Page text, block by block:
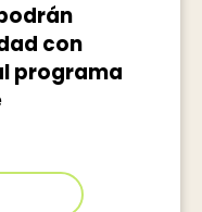
con
programa